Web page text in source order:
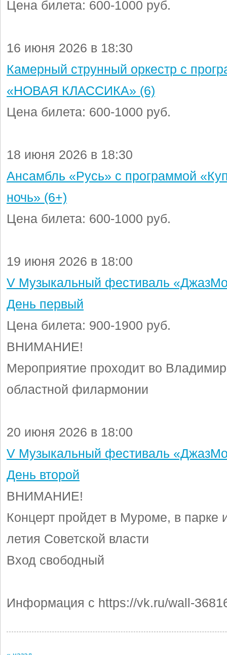
Цена билета: 600-1000 руб.
16 июня 2026 в 18:30
Камерный струнный оркестр с
«НОВАЯ КЛАССИКА» (6)
Цена билета: 600-1000 руб.
18 июня 2026 в 18:30
Ансамбль «Русь» с программой
ночь» (6+)
Цена билета: 600-1000 руб.
19 июня 2026 в 18:00
V Музыкальный фестиваль
День первый
Цена билета: 900-1900 руб.
ВНИМАНИЕ!
Мероприятие проходит во
областной филармонии
20 июня 2026 в 18:00
V Музыкальный фестиваль
День второй
ВНИМАНИЕ!
Концерт пройдет в Муроме, в парке
летия Советской власти
Вход свободный
Информация с https://vk.ru/wall-